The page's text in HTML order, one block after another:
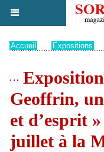
Accueil Expositions
Geoffrin,
et d’esprit
juillet à la